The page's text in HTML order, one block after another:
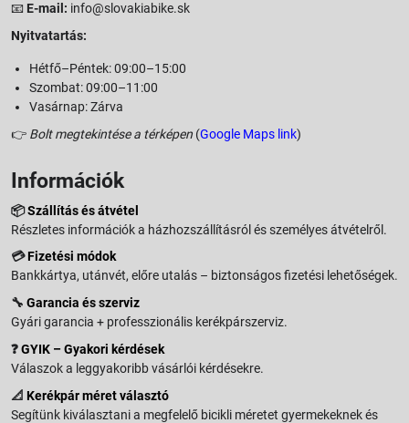
📧 E-mail: info@slovakiabike.sk
Nyitvatartás:
Hétfő–Péntek: 09:00–15:00
Szombat: 09:00–11:00
Vasárnap: Zárva
👉 Bolt megtekintése a térképen (Google Maps link)
Információk
📦Szállítás és átvétel
Részletes információk a házhozszállításról és személyes átvételről.
💳Fizetési módok
Bankkártya, utánvét, előre utalás – biztonságos fizetési lehetőségek.
🔧 Garancia és szerviz
Gyári garancia + professzionális kerékpárszerviz.
❓GYIK – Gyakori kérdések
Válaszok a leggyakoribb vásárlói kérdésekre.
📐 Kerékpár méret választó
Segítünk kiválasztani a megfelelő bicikli méretet gyermekeknek és